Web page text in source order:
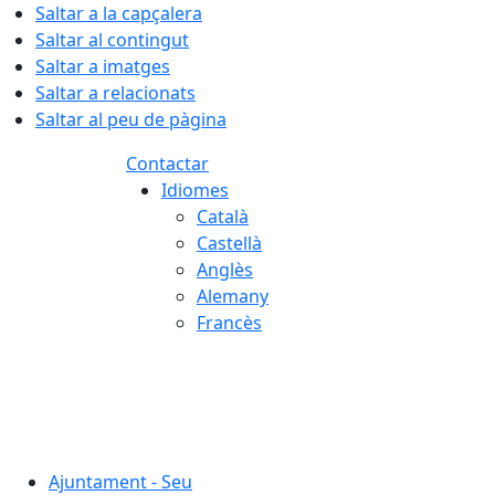
Saltar a la capçalera
Saltar al contingut
Saltar a imatges
Saltar a relacionats
Saltar al peu de pàgina
Contactar
Idiomes
Català
Castellà
Anglès
Alemany
Francès
Ajuntament - Seu